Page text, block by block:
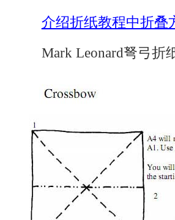
介绍折纸教程中折叠
Mark Leonard弩弓折